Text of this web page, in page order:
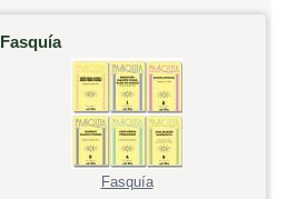
Fasquía
Fasquía